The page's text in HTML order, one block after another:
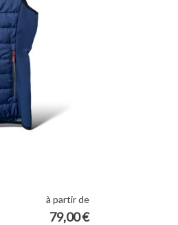
à partir de
79,00 €